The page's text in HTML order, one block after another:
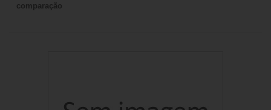
comparação